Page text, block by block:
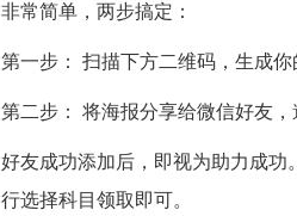
非常简单，两步搞定：
第一步： 扫描下方二维码，生成
第二步： 将海报分享给微信好友
好友成功添加后，即视为助力成功
行选择科目领取即可。